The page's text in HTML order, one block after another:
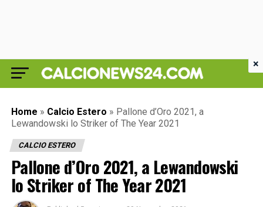
Home » Calcio Estero » Pallone d’Oro 2021, a
Lewandowski lo Striker of The Year 2021
CALCIO ESTERO
Pallone d’Oro 2021, a Lewandowski
lo Striker of The Year 2021
×